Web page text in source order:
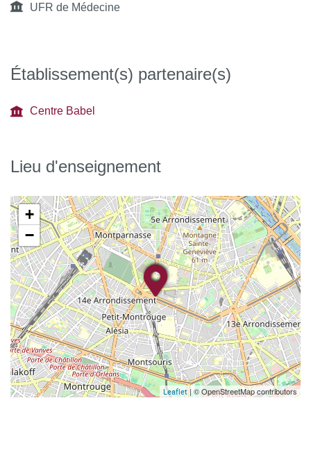
UFR de Médecine
Établissement(s) partenaire(s)
Centre Babel
Lieu d'enseignement
+
−
Leaflet| © OpenStreetMap contributors